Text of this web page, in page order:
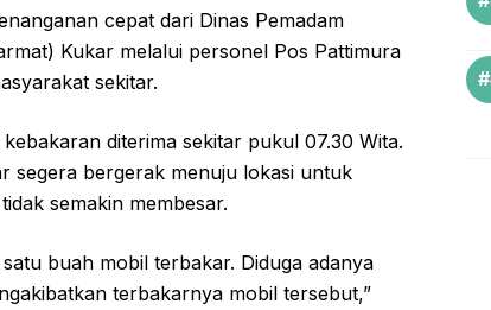
cepat dari Dinas Pemadam
Kukar melalui personel Pos Pattimura
sekitar.
diterima sekitar pukul 07.30 Wita.
segera bergerak menuju lokasi untuk
semakin membesar.
buah mobil terbakar. Diduga adanya
terbakarnya mobil tersebut,”